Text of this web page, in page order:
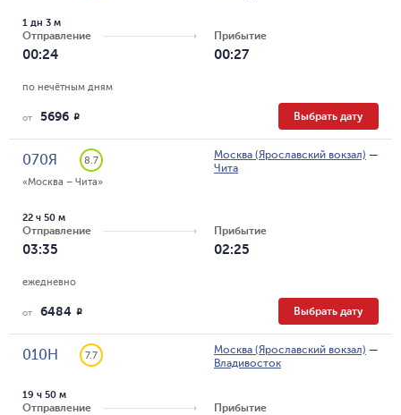
Отправление
00:24
1 дн 3 м
Прибытие
00:27
по нечётным дням
от 5696 R Выбрать дату
070Я
8.7
«Москва – Чита»
Москва (Ярославский вокзал) —
Чита
Отправление
03:35
22 ч 50 м
Прибытие
02:25
ежедневно
от 6484 R Выбрать дату
010Н 7.7 Москва (Ярославский вокзал) —
Владивосток
Отправление
19 ч 50 м
Прибытие